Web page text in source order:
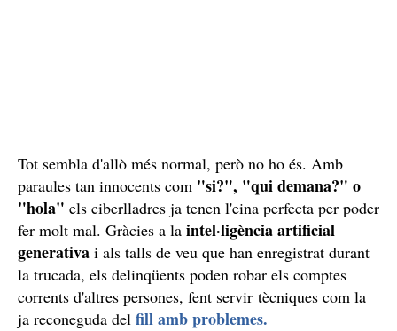
Tot sembla d'allò més normal, però no ho és. Amb
paraules tan innocents com "si?", "qui demana?" o
"hola" els ciberlladres ja tenen l'eina perfecta per poder
fer molt mal. Gràcies a la intel·ligència artificial
generativa i als talls de veu que han enregistrat durant
la trucada, els delinqüents poden robar els comptes
corrents d'altres persones, fent servir tècniques com la
ja reconeguda del fill amb problemes.